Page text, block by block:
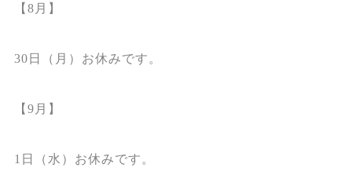
【8月】
30日（月）お休みです。
【9月】
1日（水）お休みです。